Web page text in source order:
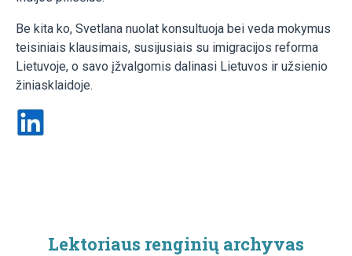
Be kita ko, Svetlana nuolat konsultuoja bei veda mokymus
teisiniais klausimais, susijusiais su imigracijos reforma
Lietuvoje, o savo įžvalgomis dalinasi Lietuvos ir užsienio
žiniasklaidoje.
Lektoriaus renginių archyvas